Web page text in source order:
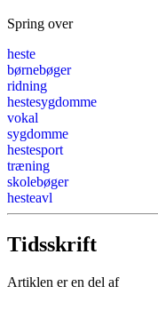
Spring over
heste
børnebøger
ridning
hestesygdomme
vokal
sygdomme
hestesport
træning
skolebøger
hesteavl
Tidsskrift
Artiklen er en del af